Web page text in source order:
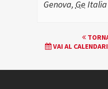
Genova, Ge Italia
EVENTO
NAVIGATION
VAI AL